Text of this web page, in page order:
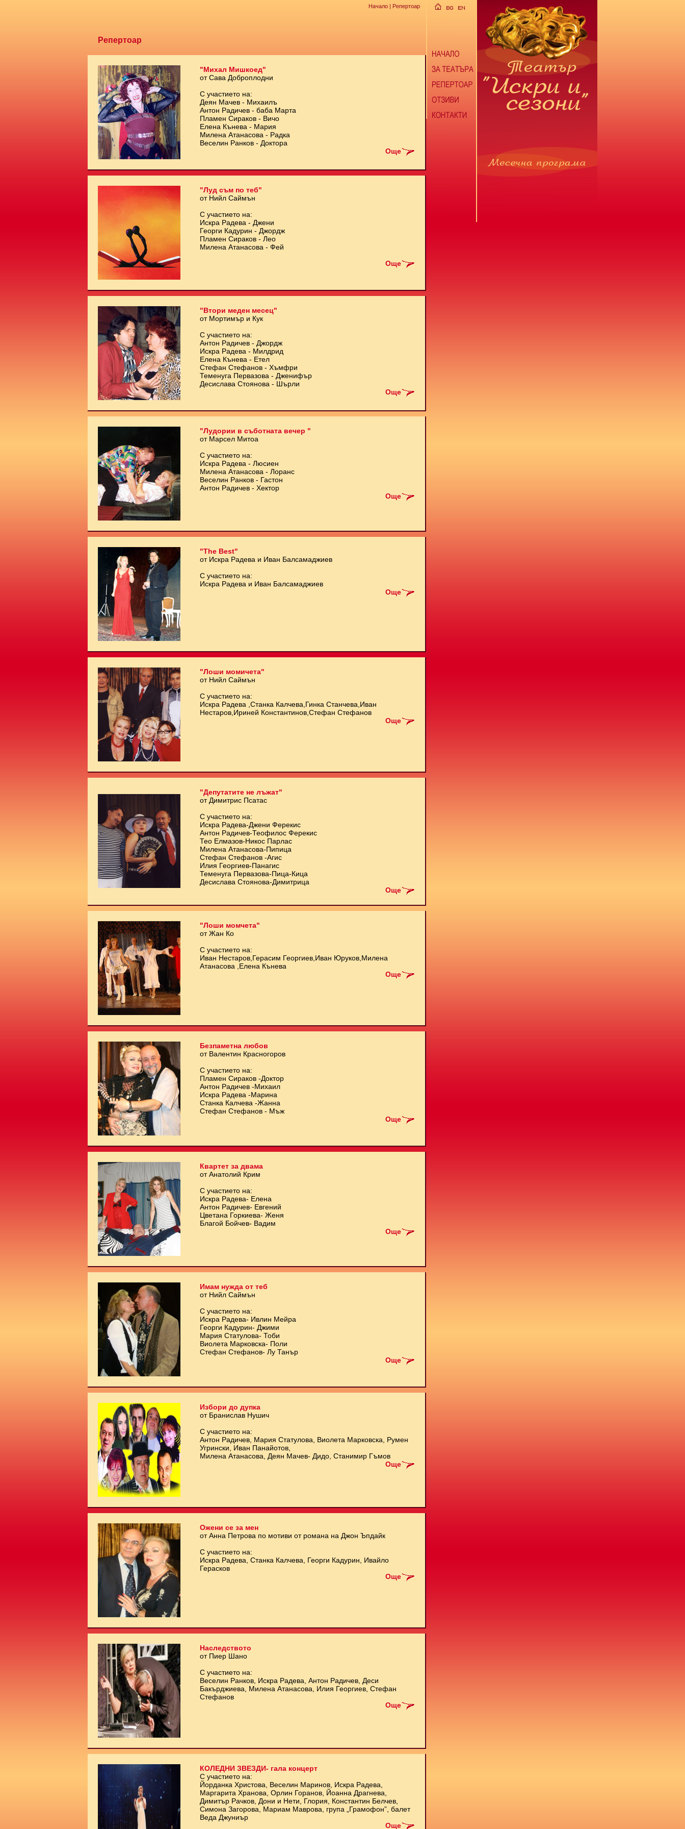
Начало | Репертоар
Репертоар
"Михал Мишкоед"
от Сава Доброплодни
С участието на:
Деян Мачев - Михаилъ
Антон Радичев - баба Марта
Пламен Сираков - Вичо
Елена Кънева - Мария
Милена Атанасова - Радка
Веселин Ранков - Доктора
Още
"Луд съм по теб"
от Нийл Саймън
С участието на:
Искра Радева - Джени
Георги Кадурин - Джордж
Пламен Сираков - Лео
Милена Атанасова - Фей
Още
"Втори меден месец"
от Мортимър и Кук
С участието на:
Антон Радичев - Джордж
Искра Радева - Милдрид
Елена Кънева - Етел
Стефан Стефанов - Хъмфри
Теменуга Первазова - Дженифър
Десислава Стоянова - Шърли
Още
"Лудории в съботната вечер "
от Марсел Митоа
С участието на:
Искра Радева - Люсиен
Милена Атанасова - Лоранс
Веселин Ранков - Гастон
Антон Радичев - Хектор
Още
"The Best"
от Искра Радева и Иван Балсамаджиев
С участието на:
Искра Радева и Иван Балсамаджиев
Още
"Лоши момичета"
от Нийл Саймън
С участието на:
Искра Радева ,Станка Калчева,Гинка Станчева,Иван
Нестаров,Ириней Константинов,Стефан Стефанов
Още
"Депутатите не лъжат"
от Димитрис Псатас
С участието на:
Искра Радева-Джени Ферекис
Антон Радичев-Теофилос Ферекис
Тео Елмазов-Никос Парлас
Милена Атанасова-Пипица
Стефан Стефанов -Агис
Илия Георгиев-Панагис
Теменуга Первазова-Пица-Кица
Десислава Стоянова-Димитрица
Още
"Лоши момчета"
от Жан Ко
С участието на:
Иван Нестаров,Герасим Георгиев,Иван Юруков,Милена
Атанасова ,Елена Кънева
Още
Безпаметна любов
от Валентин Красногоров
С участието на:
Пламен Сираков -Доктор
Антон Радичев -Михаил
Искра Радева -Марина
Станка Калчева -Жанна
Стефан Стефанов - Мъж
Още
Квартет за двама
от Анатолий Крим
С участието на:
Искра Радева- Елена
Антон Радичев- Евгений
Цветана Горкиева- Женя
Благой Бойчев- Вадим
Още
Имам нужда от теб
от Нийл Саймън
С участието на:
Искра Радева- Ивлин Мейра
Георги Кадурин- Джими
Мария Статулова- Тоби
Виолета Марковска- Поли
Стефан Стефанов- Лу Танър
Още
Избори до дупка
от Бранислав Нушич
С участието на:
Антон Радичев, Мария Статулова, Виолета Марковска, Румен
Угрински, Иван Панайотов,
Милена Атанасова, Деян Мачев- Дидо, Станимир Гъмов
Още
Ожени се за мен
от Анна Петрова по мотиви от романа на Джон Ъпдайк
С участието на:
Искра Радева, Станка Калчева, Георги Кадурин, Ивайло
Герасков
Още
Наследството
от Пиер Шано
С участието на:
Веселин Ранков, Искра Радева, Антон Радичев, Деси
Бакърджиева, Милена Атанасова, Илия Георгиев, Стефан
Стефанов
Още
КОЛЕДНИ ЗВЕЗДИ- гала концерт
С участието на:
Йорданка Христова, Веселин Маринов, Искра Радева,
Маргарита Хранова, Орлин Горанов, Йоанна Драгнева,
Димитър Рачков, Дони и Нети, Глория, Константин Белчев,
Симона Загорова, Мариам Маврова, група „Грамофон”, балет
Веда Джуниър
Още